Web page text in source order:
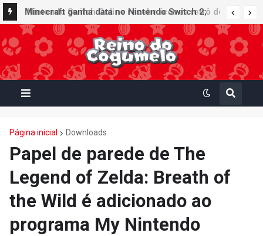
Minecraft ganha data no Nintendo Switch 2;
Super Mario Mash-Up receberá atualização
gráfica exclusiva
Nintendo Switch Online recebe ícones retrô de
Mario Paint (SNES) e Mario Kart: Super Circuit
(GBA)
Página inicial Downloads
Papel de parede de The
Legend of Zelda: Breath of
the Wild é adicionado ao
programa My Nintendo